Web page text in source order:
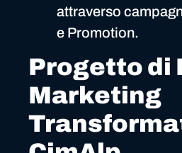
attraverso
e Promotion.
Progetto di
Marketing